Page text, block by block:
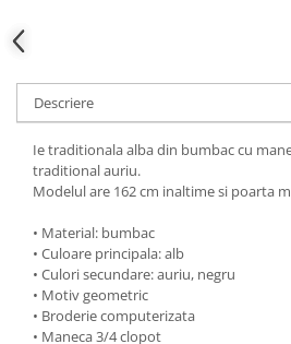
Descriere
Ie traditionala alba din bumbac cu
traditional auriu.
Modelul are 162 cm inaltime si poarta
• Material: bumbac
• Culoare principala: alb
• Culori secundare: auriu, negru
• Motiv geometric
• Broderie computerizata
• Maneca 3/4 clopot